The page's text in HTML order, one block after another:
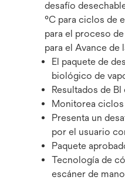
desafío
°C para ciclos de
para el proceso
para el Avance de
El paquete de
biológico de
Resultados de
Monitorea ciclos
Presenta un
por el usuario
Paquete
Tecnología de
escáner de mano